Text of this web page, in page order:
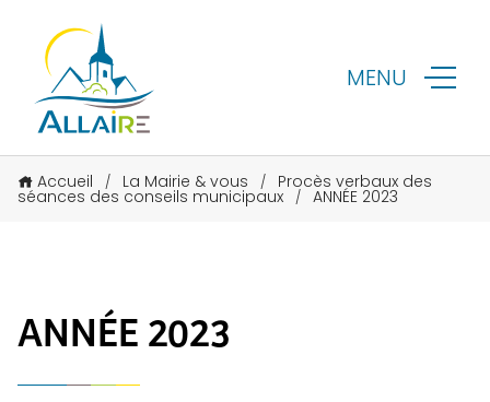
MENU
Accueil / La Mairie & vous / Procès verbaux des
séances des conseils municipaux / ANNÉE 2023
ANNÉE 2023